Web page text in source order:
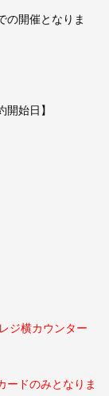
開催となりま
開始日】
ジ横カウンター
ードのみとなりま